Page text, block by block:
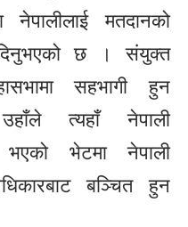
नेपालीलाई मतदानको
दिनुभएको छ । संयुक्त
सहभागी हुन
त्यहाँ नेपाली
भएको भेटमा नेपाली
बञ्चित हुन